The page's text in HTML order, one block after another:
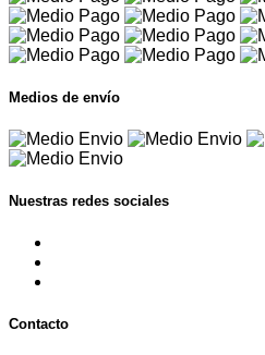
Medios de envío
Nuestras redes sociales
Contacto